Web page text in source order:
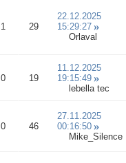
1 29
22.12.2025
15:29:27
Orlaval
0 19
11.12.2025
19:15:49
lebella tec
0 46
27.11.2025
00:16:50
Mike_Silence